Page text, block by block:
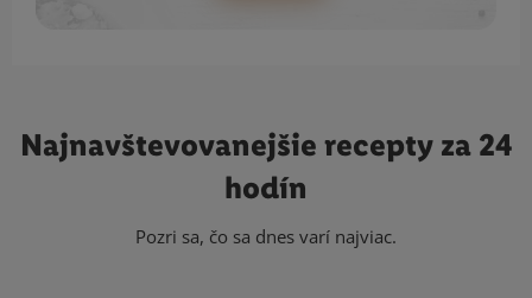
Najnavštevovanejšie recepty za 24
hodín
Pozri sa, čo sa dnes varí najviac.